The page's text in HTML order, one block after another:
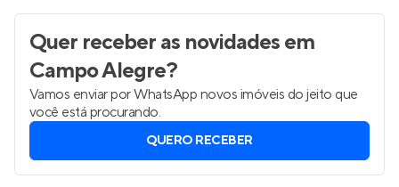
Quer receber as novidadesem
Campo Alegre?
Vamos enviar por WhatsApp novos imóveis do jeito que
você está procurando.
QUERO RECEBER